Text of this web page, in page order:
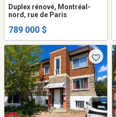
Duplex rénové, Montréal-
nord, rue de Paris
789 000 $